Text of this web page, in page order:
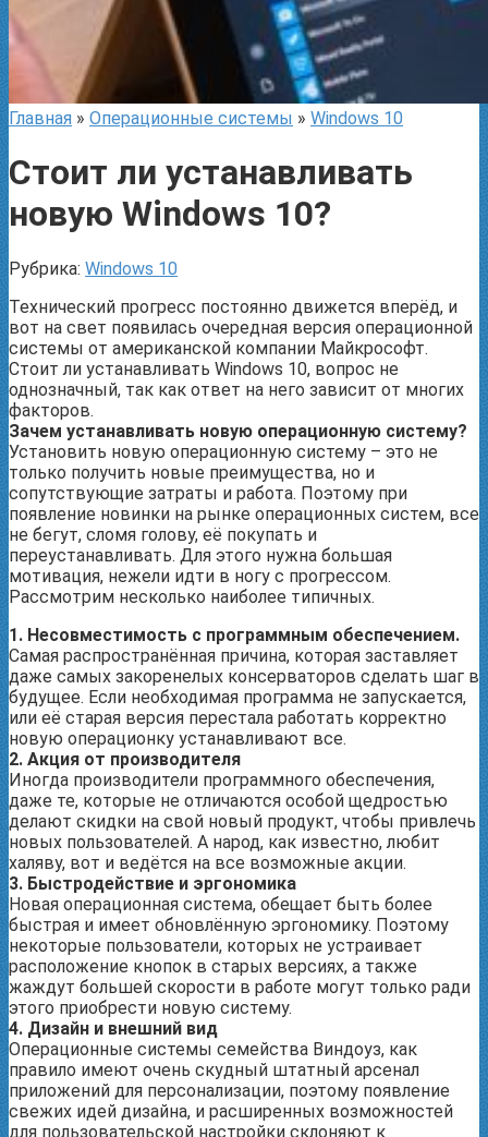
Главная » Операционные системы » Windows 10
Стоит ли устанавливать
новую Windows 10?
Рубрика: Windows 10
Технический прогресс постоянно движется вперёд, и
вот на свет появилась очередная версия операционной
системы от американской компании Майкрософт.
Стоит ли устанавливать Windows 10, вопрос не
однозначный, так как ответ на него зависит от многих
факторов.
Зачем устанавливать новую операционную систему?
Установить новую операционную систему – это не
только получить новые преимущества, но и
сопутствующие затраты и работа. Поэтому при
появление новинки на рынке операционных систем, все
не бегут, сломя голову, её покупать и
переустанавливать. Для этого нужна большая
мотивация, нежели идти в ногу с прогрессом.
Рассмотрим несколько наиболее типичных.
1. Несовместимость с программным обеспечением.
Самая распространённая причина, которая заставляет
даже самых закоренелых консерваторов сделать шаг в
будущее. Если необходимая программа не запускается,
или её старая версия перестала работать корректно
новую операционку устанавливают все.
2. Акция от производителя
Иногда производители программного обеспечения,
даже те, которые не отличаются особой щедростью
делают скидки на свой новый продукт, чтобы привлечь
новых пользователей. А народ, как известно, любит
халяву, вот и ведётся на все возможные акции.
3. Быстродействие и эргономика
Новая операционная система, обещает быть более
быстрая и имеет обновлённую эргономику. Поэтому
некоторые пользователи, которых не устраивает
расположение кнопок в старых версиях, а также
жаждут большей скорости в работе могут только ради
этого приобрести новую систему.
4. Дизайн и внешний вид
Операционные системы семейства Виндоуз, как
правило имеют очень скудный штатный арсенал
приложений для персонализации, поэтому появление
свежих идей дизайна, и расширенных возможностей
для пользовательской настройки склоняют к